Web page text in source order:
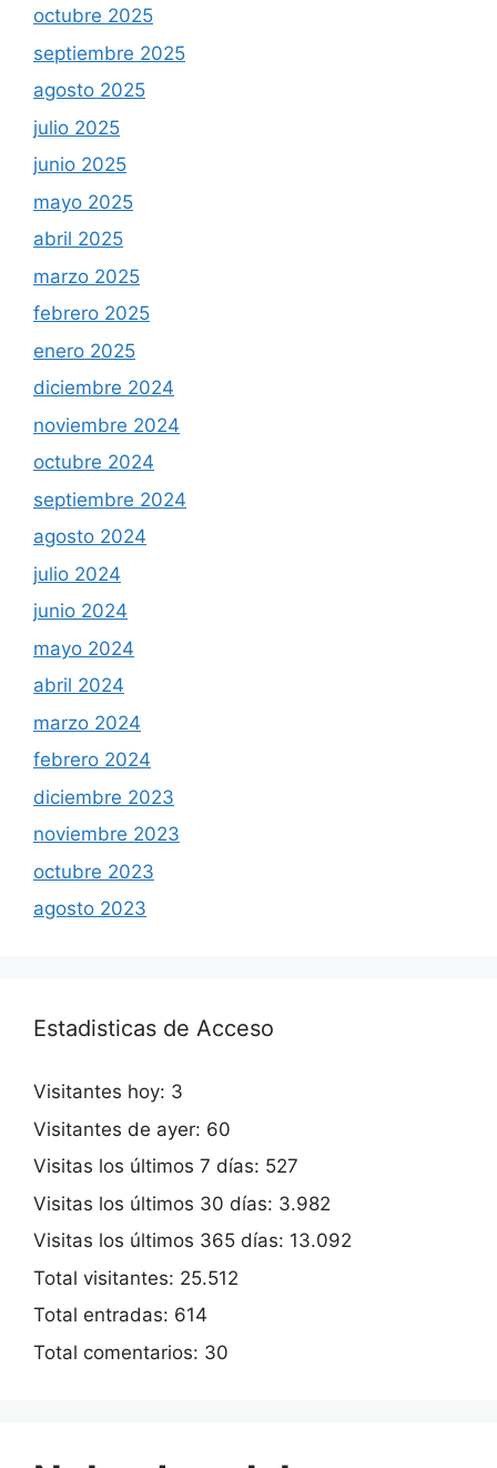
octubre 2025
septiembre 2025
agosto 2025
julio 2025
junio 2025
mayo 2025
abril 2025
marzo 2025
febrero 2025
enero 2025
diciembre 2024
noviembre 2024
octubre 2024
septiembre 2024
agosto 2024
julio 2024
junio 2024
mayo 2024
abril 2024
marzo 2024
febrero 2024
diciembre 2023
noviembre 2023
octubre 2023
agosto 2023
Estadisticas de Acceso
Visitantes hoy: 3
Visitantes de ayer: 60
Visitas los últimos 7 días: 527
Visitas los últimos 30 días: 3.982
Visitas los últimos 365 días: 13.092
Total visitantes: 25.512
Total entradas: 614
Total comentarios: 30